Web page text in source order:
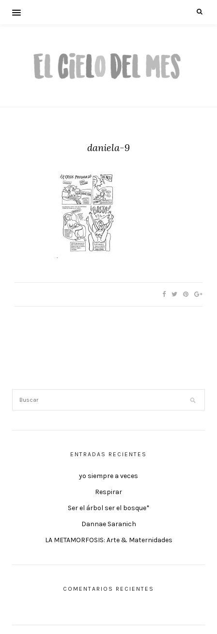
daniela-9
ENTRADAS RECIENTES
yo siempre a veces
Respirar
Ser el árbol ser el bosque*
Dannae Saranich
LA METAMORFOSIS: Arte & Maternidades
COMENTARIOS RECIENTES